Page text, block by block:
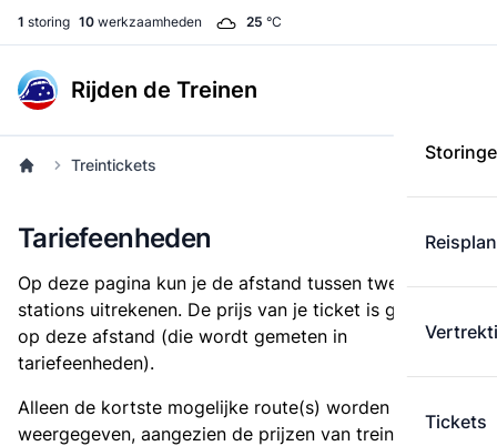
1 storing 10 werkzaamheden 25 °C
Rijden de Treinen
Tickets
Treintickets
Tariefeenheden
Op deze pagina kun je de afstand tussen twee
stations uitrekenen. De prijs van je ticket is gebaseerd
op deze afstand (die wordt gemeten in
tariefeenheden).
Alleen de kortste mogelijke route(s) worden
weergegeven, aangezien de prijzen van treintickets